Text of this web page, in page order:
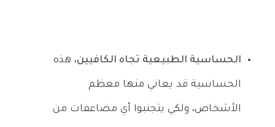
الحساسية الطبيعية تجاه الكافيين، هذه
الحساسية قد يعاني منها معظم
الأشخاص، ولكي يتجنبوا أي مضاعفات من